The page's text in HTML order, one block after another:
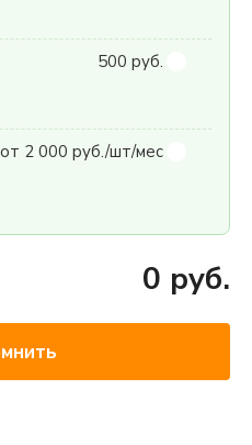
500 руб.
от 2 000 руб./шт/мес
0 руб.